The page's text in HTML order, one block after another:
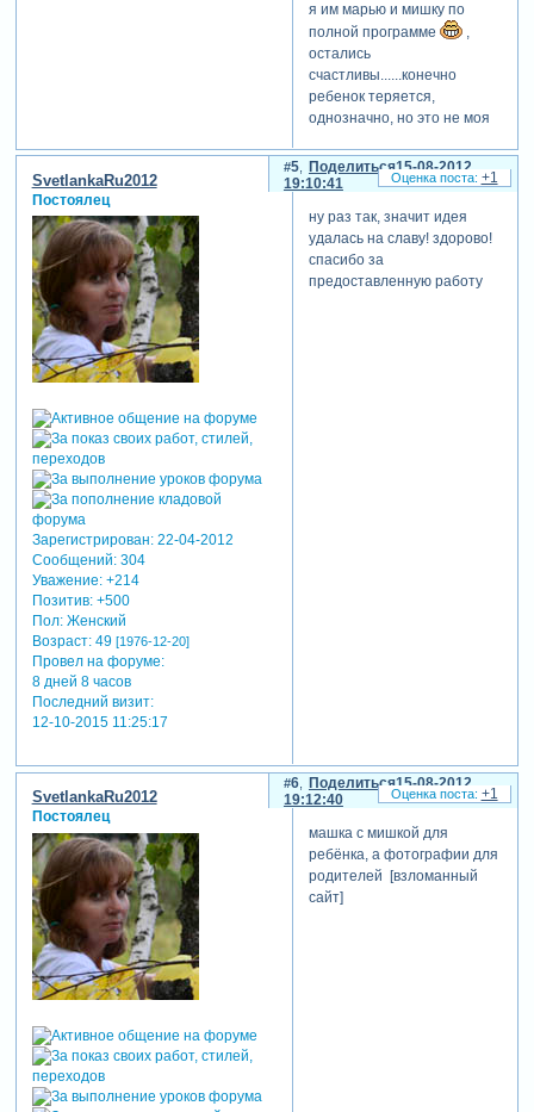
я им марью и мишку по
полной программе
,
остались
счастливы......конечно
ребенок теряется,
однозначно, но это не моя
фиалка
svetlankaru2012
, спасибо за отзывы
Поделиться
5
15-08-2012
19:10:41
SvetlankaRu2012
Постоялец
Зарегистрирован: 22-04-2012
Сообщений:304
Уважение: +214
Позитив: +500
Пол:Женский
Возраст:49 [1976-12-20]
Провел на форуме:
8 дней 8 часов
Последний визит:
12-10-2015 11:25:17
ну раз так, значит идея
удалась на славу! здорово!
спасибо за
предоставленную работу
+1
Поделиться
6
15-08-2012
19:12:40
SvetlankaRu2012
Постоялец
машка с мишкой для
ребёнка, а фотографии для
родителей [взломанный
сайт]
+1